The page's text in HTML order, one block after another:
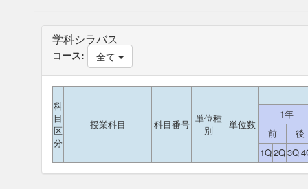
学科シラバス
コース: 全て
科
目
区
分
授業科目 科目番号 単位種
別
単位数
1年
前
後
1Q2Q3Q